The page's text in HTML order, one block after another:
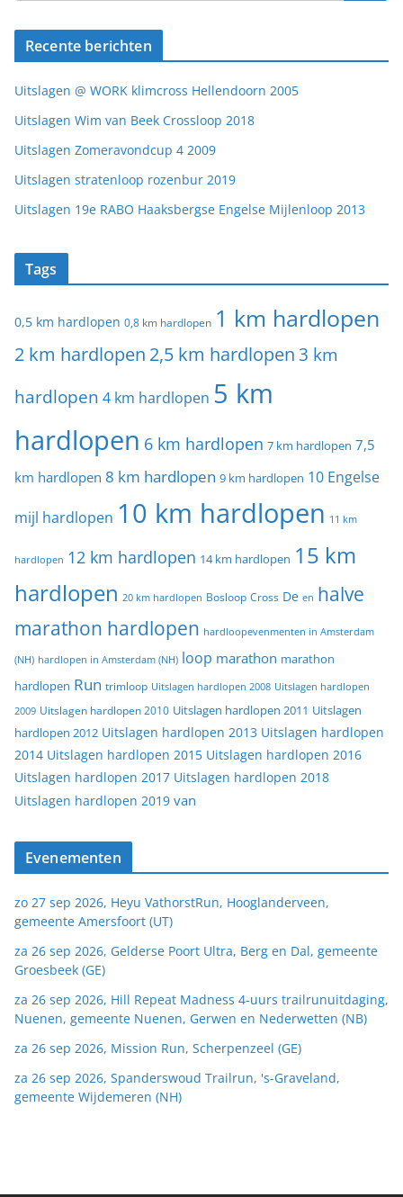
Recente berichten
Uitslagen @ WORK klimcross Hellendoorn 2005
Uitslagen Wim van Beek Crossloop 2018
Uitslagen Zomeravondcup 4 2009
Uitslagen stratenloop rozenbur 2019
Uitslagen 19e RABO Haaksbergse Engelse Mijlenloop 2013
Tags
0,5 km hardlopen 0,8 km hardlopen 1 km hardlopen
2 km hardlopen 2,5 km hardlopen 3 km
hardlopen 4 km hardlopen 5 km
hardlopen 6 km hardlopen 7 km hardlopen 7,5
km hardlopen 8 km hardlopen 9 km hardlopen 10 Engelse
mijl hardlopen 10 km hardlopen 11 km
hardlopen 12 km hardlopen 14 km hardlopen 15 km
hardlopen 20 km hardlopen Bosloop Cross De en halve
marathon hardlopen hardloopevenmenten in Amsterdam
(NH) hardlopen in Amsterdam (NH) loop marathon marathon
hardlopen Run trimloop Uitslagen hardlopen 2008 Uitslagen hardlopen
2009 Uitslagen hardlopen 2010 Uitslagen hardlopen 2011 Uitslagen
hardlopen 2012 Uitslagen hardlopen 2013 Uitslagen hardlopen
2014 Uitslagen hardlopen 2015 Uitslagen hardlopen 2016
Uitslagen hardlopen 2017 Uitslagen hardlopen 2018
Uitslagen hardlopen 2019 van
Evenementen
zo 27 sep 2026, Heyu VathorstRun, Hooglanderveen,
gemeente Amersfoort (UT)
za 26 sep 2026, Gelderse Poort Ultra, Berg en Dal, gemeente
Groesbeek (GE)
za 26 sep 2026, Hill Repeat Madness 4-uurs trailrunuitdaging,
Nuenen, gemeente Nuenen, Gerwen en Nederwetten (NB)
za 26 sep 2026, Mission Run, Scherpenzeel (GE)
za 26 sep 2026, Spanderswoud Trailrun, 's-Graveland,
gemeente Wijdemeren (NH)